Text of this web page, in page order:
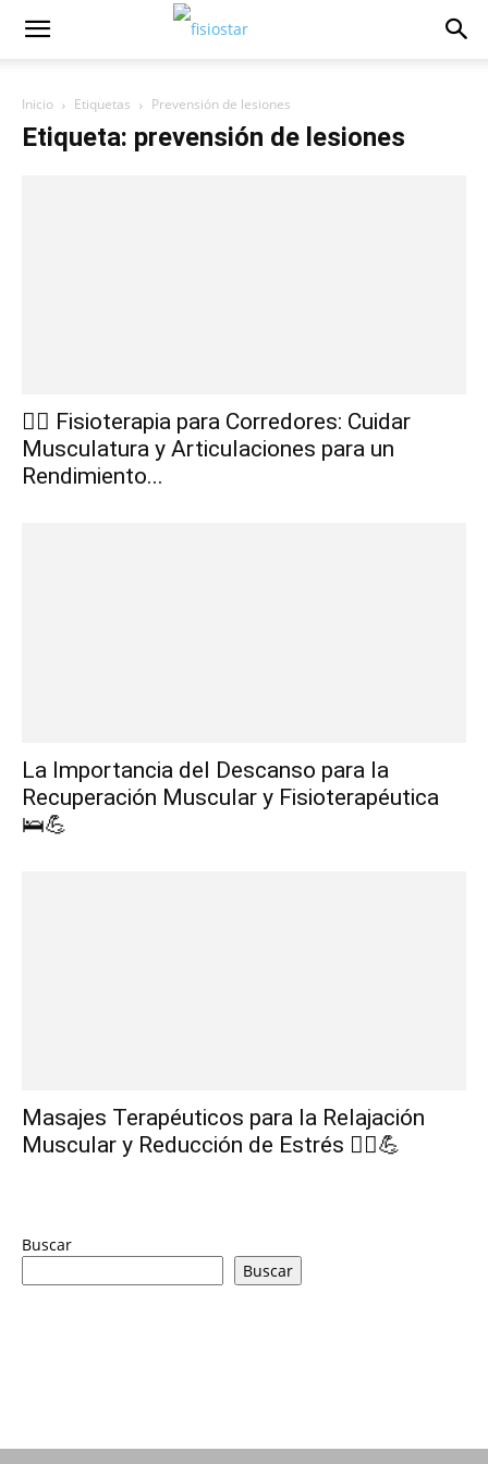
Inicio Etiquetas Prevensión de lesiones
Etiqueta: prevensión de lesiones
🏃‍♂️ Fisioterapia para Corredores: Cuidar
Musculatura y Articulaciones para un
Rendimiento...
La Importancia del Descanso para la
Recuperación Muscular y Fisioterapéutica
🛌💪
Masajes Terapéuticos para la Relajación
Muscular y Reducción de Estrés 💆‍♀️💪
Buscar
Buscar